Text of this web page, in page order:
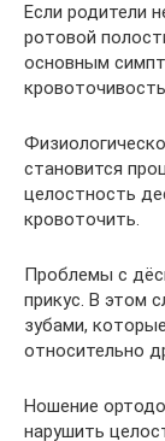
Если родители
ротовой
основным
становится
целостность
кровоточить.
Проблемы с
прикус. В этом
зубами,
относительно
Ношение
нарушить